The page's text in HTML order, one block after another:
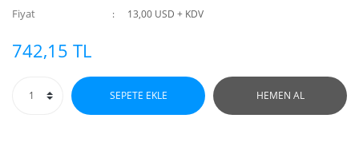
Fiyat 13,00 USD + KDV
742,15 TL
SEPETE EKLE HEMEN AL